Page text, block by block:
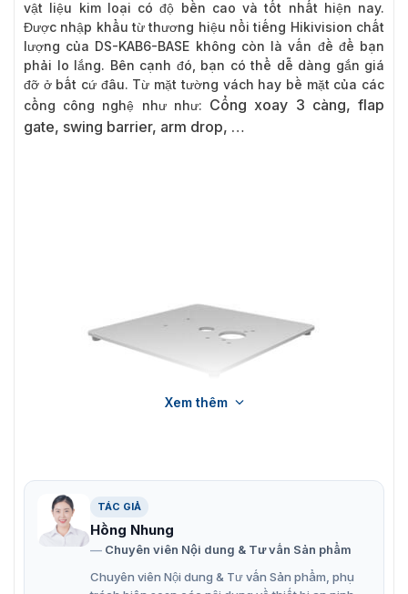
vật liệu kim loại có độ bền cao và tốt nhất hiện nay.
Được nhập khẩu từ thương hiệu nổi tiếng Hikivision chất
lượng của DS-KAB6-BASE không còn là vấn đề để bạn
phải lo lắng. Bên cạnh đó, bạn có thể dễ dàng gắn giá
đỡ ở bất cứ đâu. Từ mặt tường vách hay bề mặt của các
cổng công nghệ như như: Cổng xoay 3 càng, flap
gate, swing barrier, arm drop, …
Giá đỡ máy chấm công DS-KAB6-BASE
Phụ kiện giá đỡ máy chấm cônglà sản phẩm hỗ trợ cố
Xem thêm
TÁC GIẢ
Hồng Nhung
Chuyên viên Nội dung & Tư vấn Sản phẩm
Chuyên viên Nội dung & Tư vấn Sản phẩm, phụ